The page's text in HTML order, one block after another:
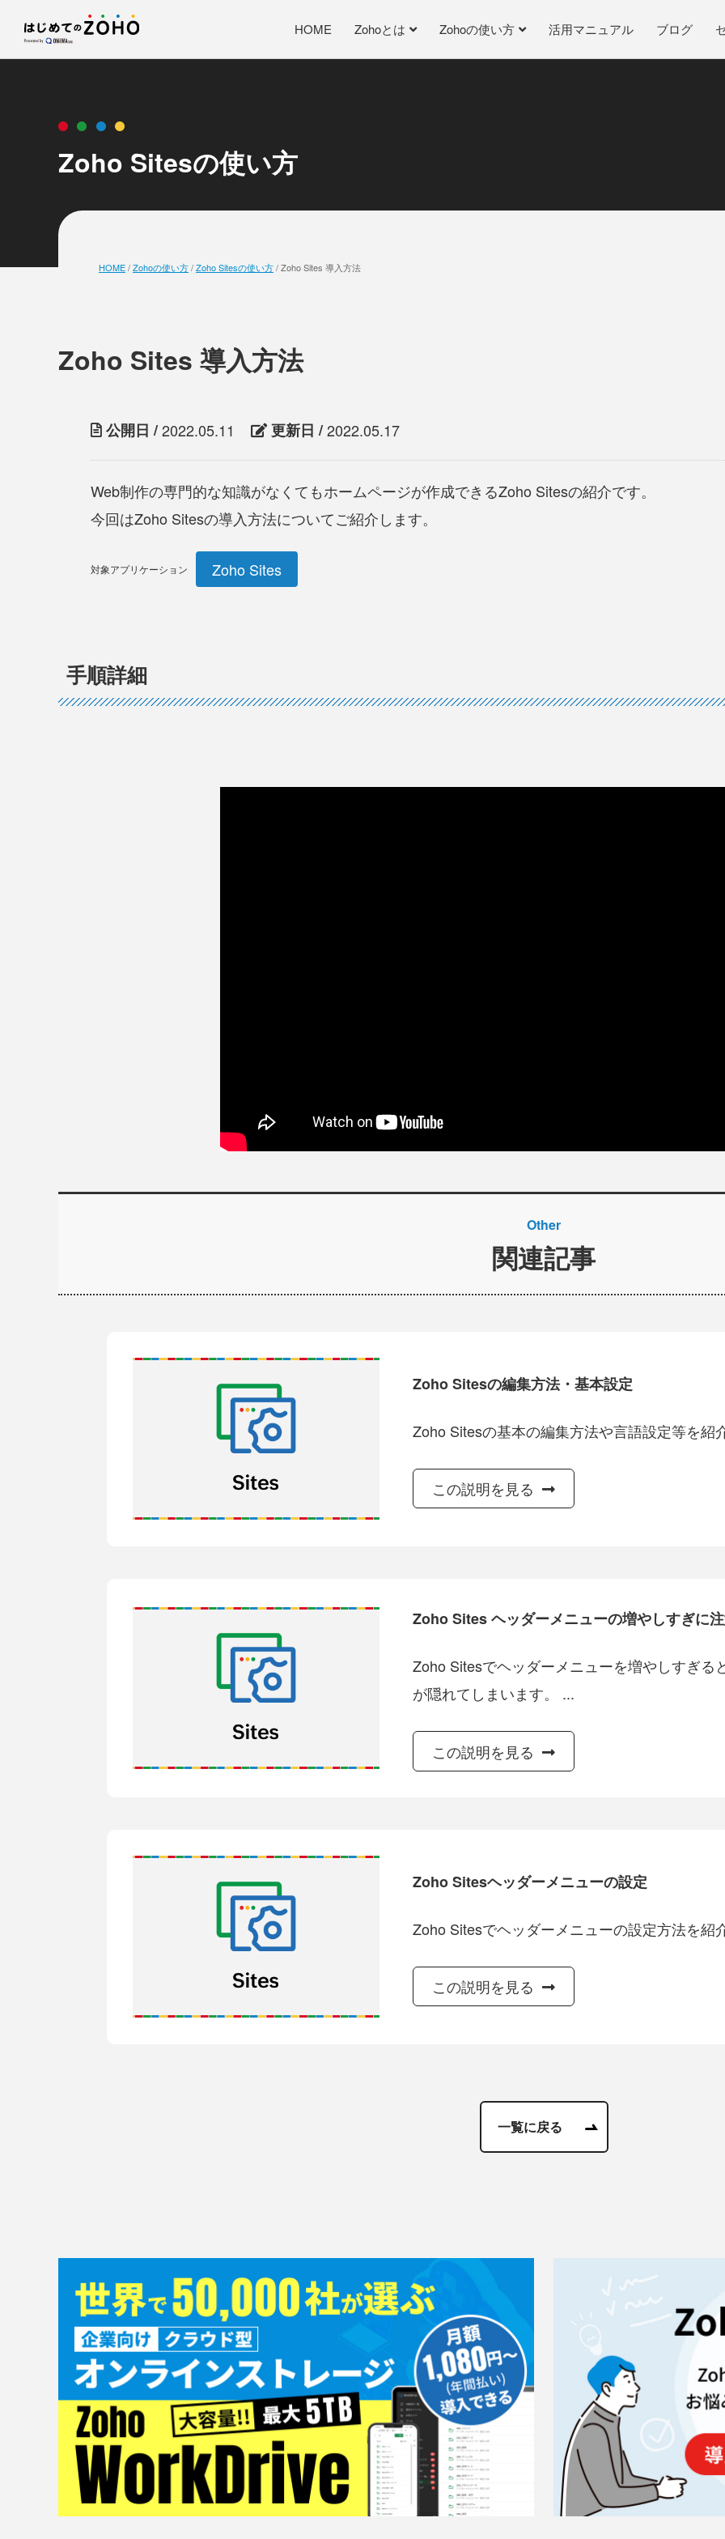
HOME Zohoとは Zohoの使い方 活用マニュアル ブログ
Zoho Sitesの使い方
HOME/Zohoの使い方/Zoho Sitesの使い方/Zoho Sites 導入方法
Zoho Sites 導入方法
公開日 2022.05.11 更新日 2022.05.17
Web制作の専門的な知識がなくてもホームページが作成できるZoho Sitesの紹介です。
今回はZoho Sitesの導入方法についてご紹介します。
対象アプリケーション Zoho Sites
手順詳細
Other
関連記事
Zoho Sitesの編集方法・基本設定
Zoho Sitesの基本の編集方法や言語設定等を紹
この説明を見る
Zoho Sites ヘッダーメニューの増やしすぎに
Zoho Sitesでヘッダーメニューを増やしすぎる
が隠れてしまいます。 ...
この説明を見る
Zoho Sitesヘッダーメニューの設定
Zoho Sitesでヘッダーメニューの設定方法を紹
この説明を見る
一覧に戻る